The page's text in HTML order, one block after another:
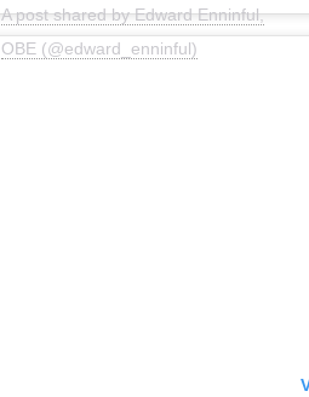
A post shared by Edward Enninful,
OBE (@edward_enninful)